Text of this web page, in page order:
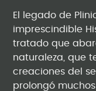
El legado de
imprescindible
tratado que
naturaleza, que
creaciones del
prolongó